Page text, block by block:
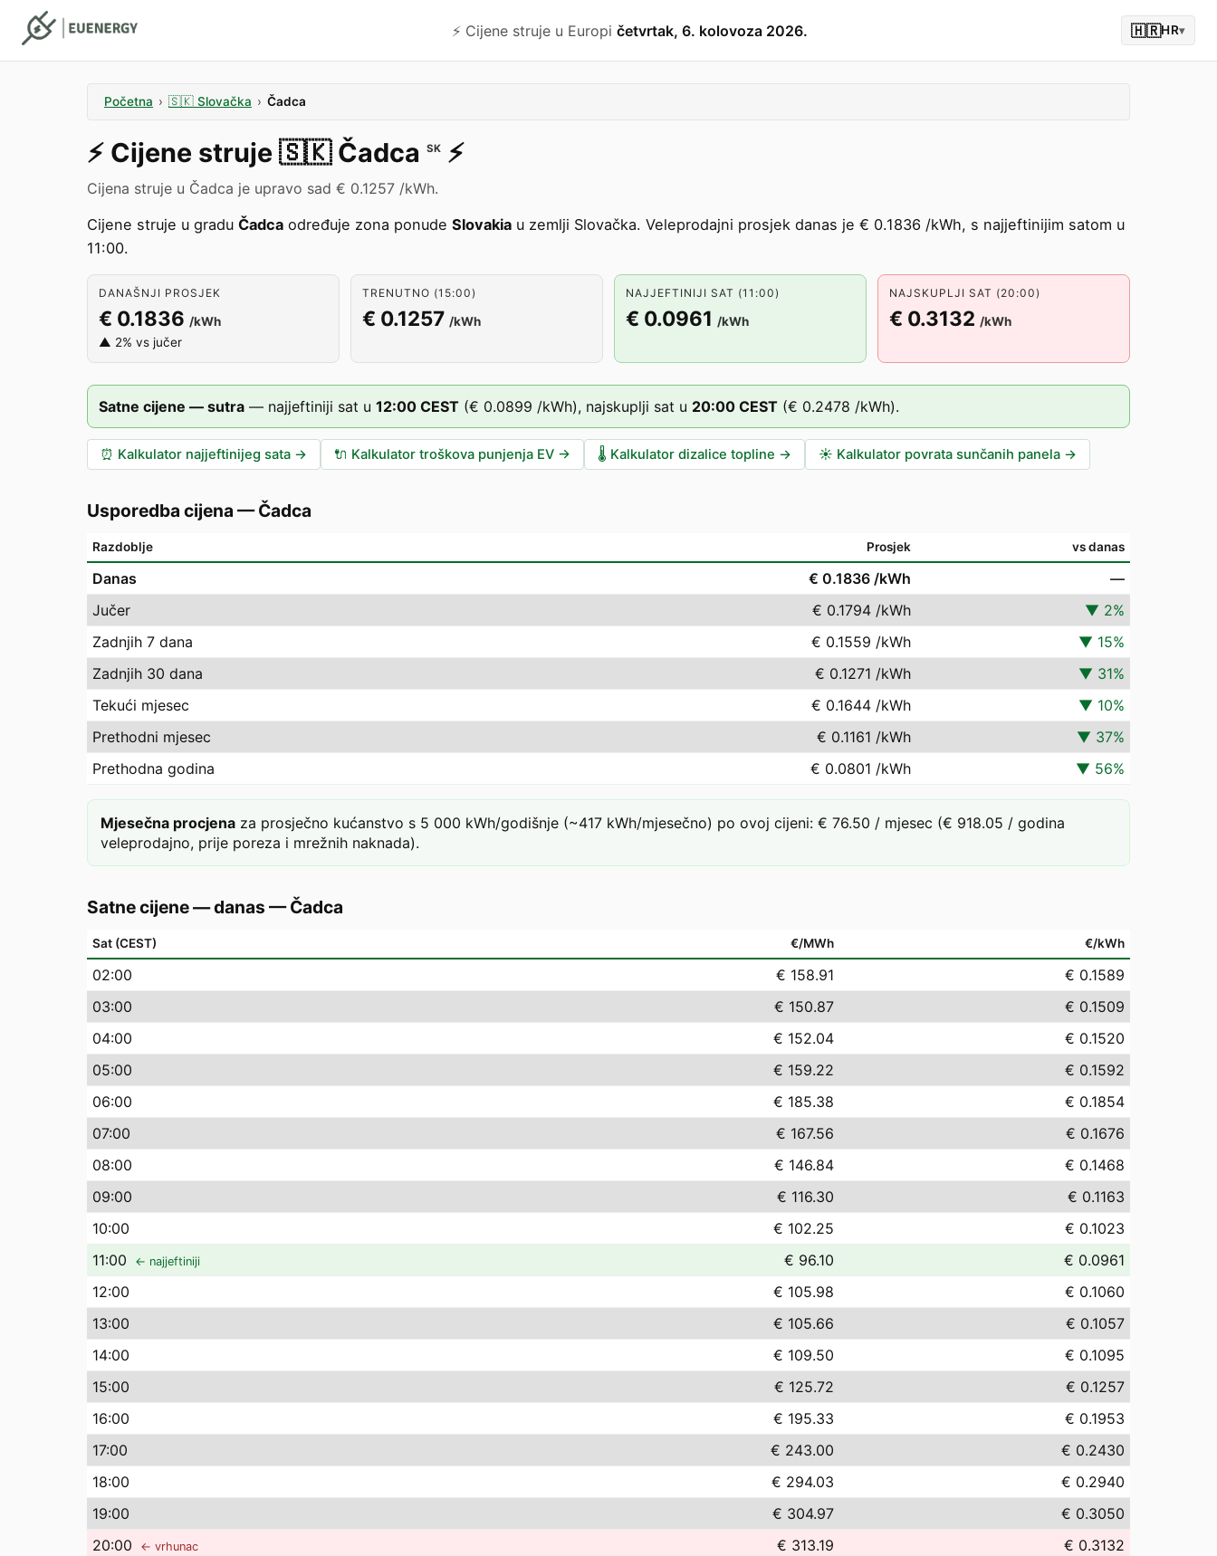
⚡️ Cijene struje u Europi četvrtak, 6. kolovoza 2026. 🇭🇷HR▾
Početna › 🇸🇰 Slovačka › Čadca
⚡️ Cijene struje 🇸🇰 Čadca SK ⚡️
Cijena struje u Čadca je upravo sad € 0.1257 /kWh.
Cijene struje u gradu Čadca određuje zona ponude Slovakia u zemlji Slovačka. Veleprodajni prosjek danas je € 0.1836 /kWh, s najjeftinijim satom u
11:00.
DANAŠNJI PROSJEK
€ 0.1836 /kWh
▲ 2% vs jučer
TRENUTNO (15:00)
€ 0.1257 /kWh
NAJJEFTINIJI SAT (11:00)
€ 0.0961 /kWh
NAJSKUPLJI SAT (20:00)
€ 0.3132 /kWh
Satne cijene — sutra — najjeftiniji sat u 12:00 CEST (€ 0.0899 /kWh), najskuplji sat u 20:00 CEST (€ 0.2478 /kWh).
⏰ Kalkulator najjeftinijeg sata → 🔌 Kalkulator troškova punjenja EV → 🌡️ Kalkulator dizalice topline → ☀️ Kalkulator povrata sunčanih panela →
Usporedba cijena —Čadca
Razdoblje Prosjek vs danas
Danas € 0.1836 /kWh
—
Jučer
€ 0.1794 /kWh ▼ 2%
Zadnjih 7 dana
€ 0.1559 /kWh ▼ 15%
Zadnjih 30 dana
€ 0.1271 /kWh ▼ 31%
Tekući mjesec
€ 0.1644 /kWh ▼ 10%
Prethodni mjesec
€ 0.1161 /kWh ▼ 37%
Prethodna godina
€ 0.0801 /kWh ▼ 56%
Mjesečna procjena za prosječno kućanstvo s 5 000 kWh/godišnje (~417 kWh/mjesečno) po ovoj cijeni: € 76.50 / mjesec (€ 918.05 / godina
veleprodajno, prije poreza i mrežnih naknada).
Satne cijene — danas —Čadca
Sat (CEST) €/MWh €/kWh
02:00 € 158.91
€ 0.1589
03:00 € 150.87
€ 0.1509
04:00 € 152.04
€ 0.1520
05:00 € 159.22
€ 0.1592
06:00 € 185.38
€ 0.1854
07:00 € 167.56
€ 0.1676
08:00 € 146.84
€ 0.1468
09:00 € 116.30
€ 0.1163
10:00 € 102.25
€ 0.1023
11:00 ← najjeftiniji € 96.10
€ 0.0961
12:00 € 105.98
€ 0.1060
13:00 € 105.66
€ 0.1057
14:00 € 109.50
€ 0.1095
15:00 € 125.72
€ 0.1257
16:00 € 195.33
€ 0.1953
17:00 € 243.00
€ 0.2430
18:00 € 294.03
€ 0.2940
19:00 € 304.97
€ 0.3050
20:00 ← vrhunac € 313.19
€ 0.3132